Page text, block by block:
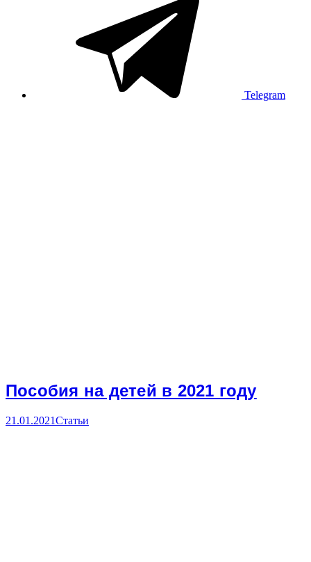
Telegram
Пособия на детей в 2021 году
21.01.2021Статьи